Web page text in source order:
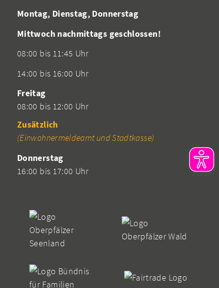
Montag, Dienstag, Donnerstag
Mittwoch nachmittags geschlossen!
08:00 bis 11:45 Uhr
14:00 bis 16:00 Uhr
Freitag
08:00 bis 12:00 Uhr
Zusätzlich
(Einwohnermeldeamt und Stadtkasse)
Donnerstag
16:00 bis 17:00 Uhr